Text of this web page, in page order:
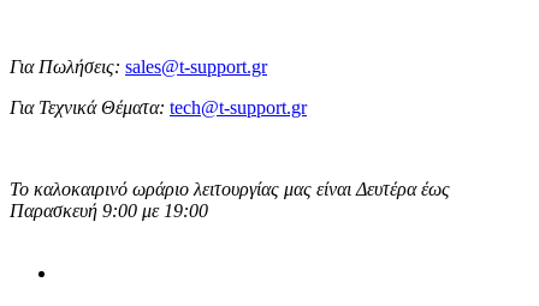
Για Πωλήσεις: sales@t-support.gr
Για Τεχνικά Θέματα: tech@t-support.gr
Το καλοκαιρινό ωράριο λειτουργίας μας είναι Δευτέρα έως
Παρασκευή 9:00 με 19:00